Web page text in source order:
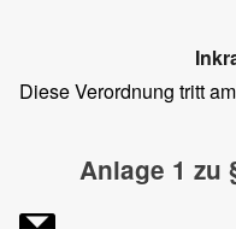
Diese Verordnung tritt
Anlage 1 zu